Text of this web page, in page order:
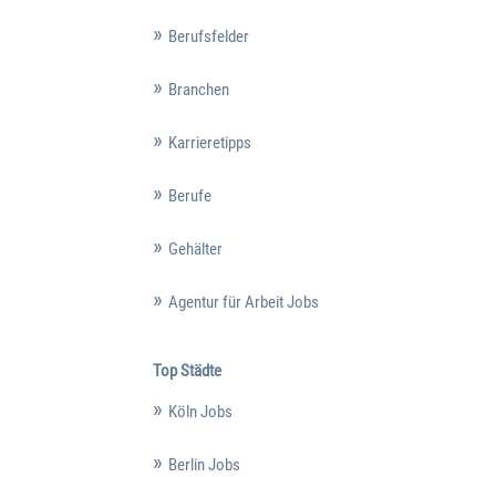
Berufsfelder
Branchen
Karrieretipps
Berufe
Gehälter
Agentur für Arbeit Jobs
Top Städte
Köln Jobs
Berlin Jobs